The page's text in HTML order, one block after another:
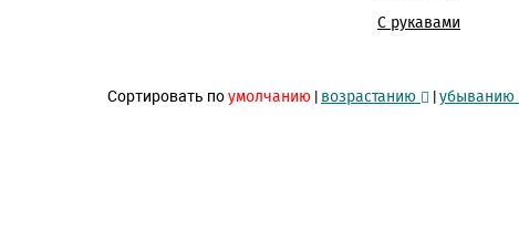
С рукавами
Сортировать по умолчанию | возрастанию | убыванию